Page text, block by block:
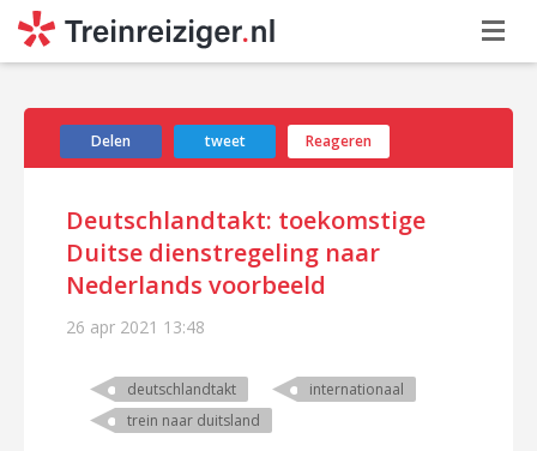
Delen tweet Reageren
Deutschlandtakt: toekomstige
Duitse dienstregeling naar
Nederlands voorbeeld
26 apr 2021 13:48
deutschlandtakt
internationaal
trein naar duitsland